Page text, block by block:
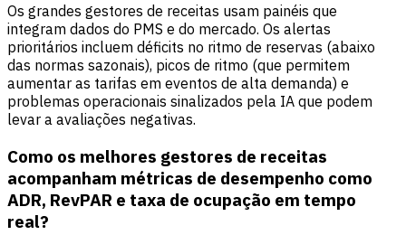
Os grandes gestores de receitas usam painéis que
integram dados do PMS e do mercado. Os alertas
prioritários incluem déficits no ritmo de reservas (abaixo
das normas sazonais), picos de ritmo (que permitem
aumentar as tarifas em eventos de alta demanda) e
problemas operacionais sinalizados pela IA que podem
levar a avaliações negativas.
Como os melhores gestores de receitas
acompanham métricas de desempenho como
ADR, RevPAR e taxa de ocupação em tempo
real?